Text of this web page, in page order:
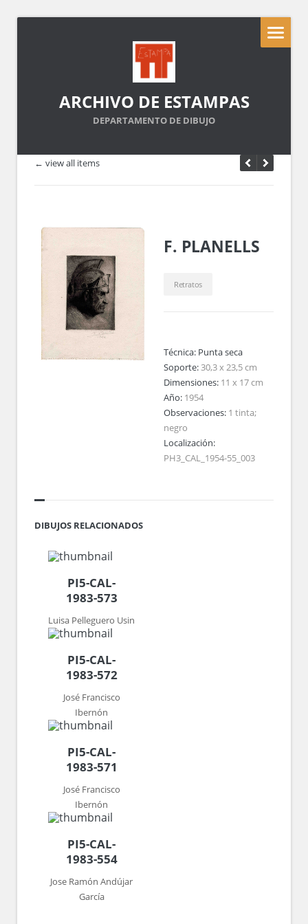
ARCHIVO DE ESTAMPAS
DEPARTAMENTO DE DIBUJO
← view all items
F. PLANELLS
Retratos
Técnica: Punta seca
Soporte:30,3 x 23,5 cm
Dimensiones: 11 x 17 cm
Año: 1954
Observaciones: 1 tinta;
negro
Localización:
PH3_CAL_1954-55_003
DIBUJOS RELACIONADOS
PI5-CAL-
1983-573
Luisa Pelleguero Usin
PI5-CAL-
1983-572
José Francisco
Ibernón
PI5-CAL-
1983-571
José Francisco
Ibernón
PI5-CAL-
1983-554
Jose Ramón Andújar
García